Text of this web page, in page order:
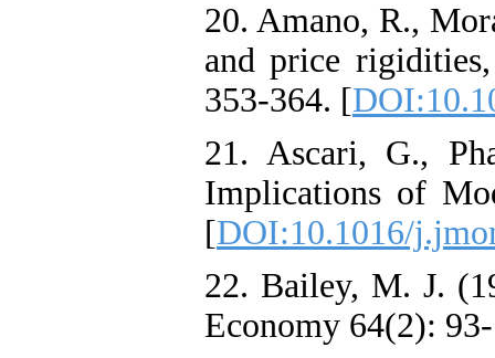
20. Amano, R.,
and price
353-364. [
21. Ascari, G.,
Implications of
[DOI:10.1016/
22. Bailey, M. J.
Economy 64(2):